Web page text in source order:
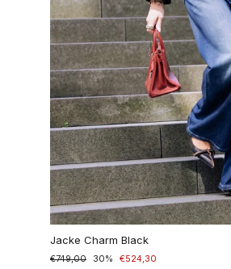
Jacke Charm Black
Normaler
€749,00
Sonderpreis30% €524,30